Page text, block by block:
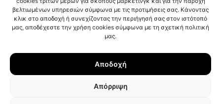
βελτιωμένων υπηρεσιών σύμφωνα με τις προτιμήσεις σας. Κάνοντας
κλικ στο αποδοχή ή συνεχίζοντας την περιήγησή σας στον ιστότοπό
μας, αποδέχεστε την χρήση cookies σύμφωνα με τη σχετική πολιτική
μας.
Αποδοχή
Απόρριψη
Όροι Χρήσης
Πολιτική Cookies